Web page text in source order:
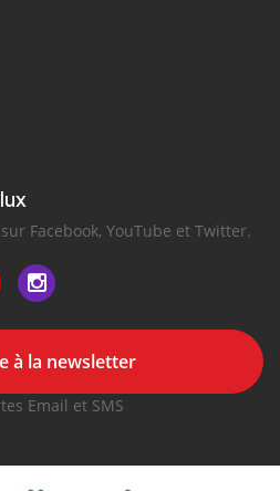
Facebook, YouTube et Twitter.
à la newsletter
Email et SMS